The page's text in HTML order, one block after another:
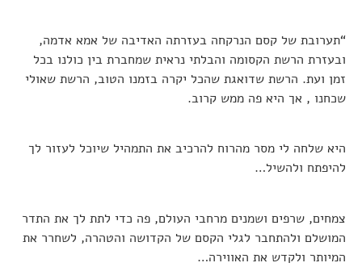
“תערובת של קסם הנרקחה בעזרתה האדיבה של אמא אדמה,
ובעזרת הרשת הקסומה והבלתי נראית שמחברת בין כולנו בכל
זמן ועת. הרשת שדואגת שהכל יקרה בזמנו הטוב, הרשת שאולי
שכחנו , אך היא פה ממש קרוב.
היא שלחה לי מסר מהרוח להרכיב את התמהיל שיוכל לעזור לך
להיפתח ולהשיל…
צמחים, שרפים ושמנים מרחבי העולם, פה כדי לתת לך את התדר
המושלם ולהתחבר לגלי הקסם של הקדושה והטהרה, לשחרר את
המיותר ולקדש את האווירה…